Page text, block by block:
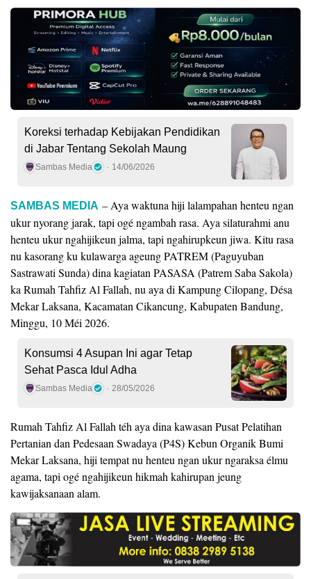
Koreksi terhadap Kebijakan Pendidikan
di Jabar Tentang Sekolah Maung
Sambas Media 14/06/2026
SAMBAS MEDIA – Aya waktuna hiji lalampahan henteu ngan
ukur nyorang jarak, tapi ogé ngambah rasa. Aya silaturahmi anu
henteu ukur ngahijikeun jalma, tapi ngahirupkeun jiwa. Kitu rasa
nu kasorang ku kulawarga ageung PATREM (Paguyuban
Sastrawati Sunda) dina kagiatan PASASA (Patrem Saba Sakola)
ka Rumah Tahfiz Al Fallah, nu aya di Kampung Cilopang, Désa
Mekar Laksana, Kacamatan Cikancung, Kabupaten Bandung,
Minggu, 10 Méi 2026.
Konsumsi 4 Asupan Ini agar Tetap
Sehat Pasca Idul Adha
Sambas Media 28/05/2026
Rumah Tahfiz Al Fallah téh aya dina kawasan Pusat Pelatihan
Pertanian dan Pedesaan Swadaya (P4S) Kebun Organik Bumi
Mekar Laksana, hiji tempat nu henteu ngan ukur ngaraksa élmu
agama, tapi ogé ngahijikeun hikmah kahirupan jeung
kawijaksanaan alam.